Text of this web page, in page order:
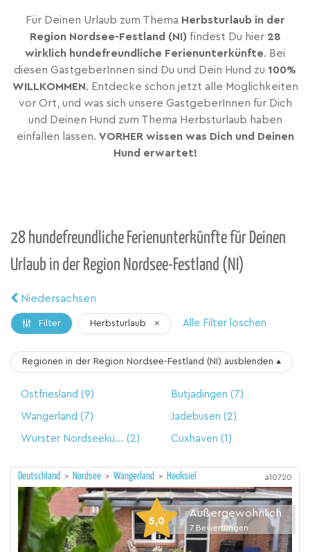
Für Deinen Urlaub zum Thema Herbsturlaub in der
Region Nordsee-Festland (NI)findest Du hier 28
wirklich hundefreundliche Ferienunterkünfte. Bei
diesen GastgeberInnen sind Du und Dein Hund zu 100%
WILLKOMMEN. Entdecke schon jetzt alle Möglichkeiten
vor Ort, und was sich unsere GastgeberInnen für Dich
und Deinen Hund zum Thema Herbsturlaub haben
einfallen lassen. VORHER wissen was Dich und Deinen
Hund erwartet!
28 hundefreundliche Ferienunterkünfte für Deinen
Urlaub in der Region Nordsee-Festland (NI)
Niedersachsen
Filter Herbsturlaub × Alle Filter löschen
Regionen in der Region Nordsee-Festland (NI) ausblenden ▴
Ostfriesland (9) Butjadingen (7)
Wangerland (7) Jadebusen (2)
Wurster Nordseeküste (2) Cuxhaven (1)
Deutschland > Nordsee > Wangerland > Hooksiel a10720
5,0
Außergewöhnlich
7 Bewertungen